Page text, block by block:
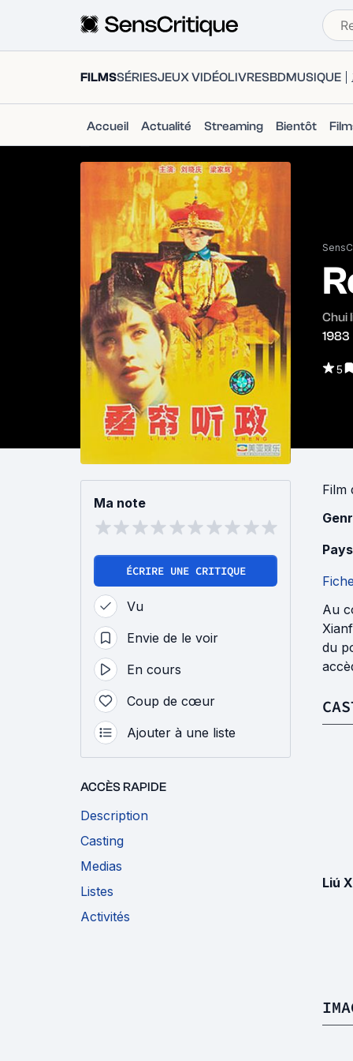
FILMSSÉRIESJEUX VIDÉOLIVRESBDMUSIQUE
Accueil Actualité Streaming Bientôt
Chui
1983
5
Ma note
ÉCRIRE UNE CRITIQUE
Vu
Envie de le voir
En cours
Coup de cœur
Ajouter à une liste
ACCÈS RAPIDE
Description
Casting
Medias
Listes
Activités
Film
Au
du
Liú